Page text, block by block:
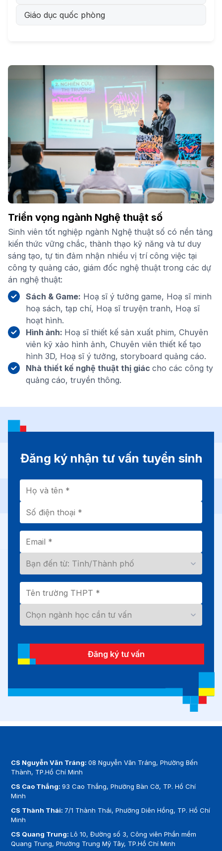
Giáo dục quốc phòng
Triển vọng ngành Nghệ thuật số
Sinh viên tốt nghiệp ngành Nghệ thuật số có nền tảng
kiến thức vững chắc, thành thạo kỹ năng và tư duy
sáng tạo, tự tin đảm nhận nhiều vị trí công việc tại
công ty quảng cáo, giám đốc nghệ thuật trong các dự
án nghệ thuật:
Sách & Game: Hoạ sĩ ý tưởng game, Hoạ sĩ minh
hoạ sách, tạp chí, Hoạ sĩ truyện tranh, Hoạ sĩ
hoạt hình.
Hình ảnh: Hoạ sĩ thiết kế sản xuất phim, Chuyên
viên kỹ xảo hình ảnh, Chuyên viên thiết kế tạo
hình 3D, Hoạ sĩ ý tưởng, storyboard quảng cáo.
Nhà thiết kế nghệ thuật thị giác cho các công ty
quảng cáo, truyền thông.
Đăng ký nhận tư vấn tuyển sinh
Đăng ký tư vấn
CS Nguyễn Văn Tráng:08 Nguyễn Văn Tráng, Phường Bến
Thành, TP.Hồ Chí Minh
CS Cao Thắng:93 Cao Thắng, Phường Bàn Cờ, TP. Hồ Chí
Minh
CS Thành Thái: 7/1 Thành Thái, Phường Diên Hồng, TP. Hồ Chí
Minh
CS Quang Trung:Lô 10, Đường số 3, Công viên Phần mềm
Quang Trung, Phường Trung Mỹ Tây, TP.Hồ Chí Minh